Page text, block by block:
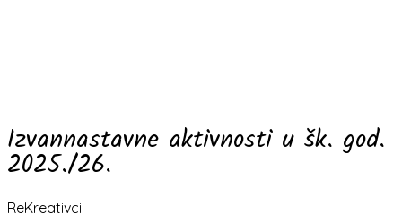
Izvannastavne aktivnosti u šk. god.
2025./26.
ReKreativci